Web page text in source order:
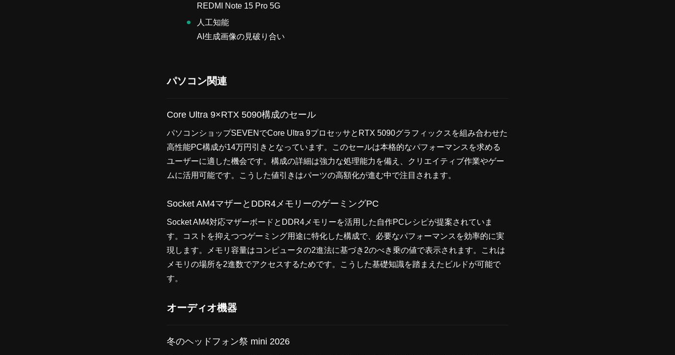
REDMI Note 15 Pro 5G
人工知能
AI生成画像の見破り合い
パソコン関連
Core Ultra 9×RTX 5090構成のセール
パソコンショップSEVENでCore Ultra 9プロセッサとRTX 5090グラフィックスを組み合わせた
高性能PC構成が14万円引きとなっています。このセールは本格的なパフォーマンスを求める
ユーザーに適した機会です。構成の詳細は強力な処理能力を備え、クリエイティブ作業やゲー
ムに活用可能です。こうした値引きはパーツの高額化が進む中で注目されます。
Socket AM4マザーとDDR4メモリーのゲーミングPC
Socket AM4対応マザーボードとDDR4メモリーを活用した自作PCレシピが提案されていま
す。コストを抑えつつゲーミング用途に特化した構成で、必要なパフォーマンスを効率的に実
現します。メモリ容量はコンピュータの2進法に基づき2のべき乗の値で表示されます。これは
メモリの場所を2進数でアクセスするためです。こうした基礎知識を踏まえたビルドが可能で
す。
オーディオ機器
冬のヘッドフォン祭 mini 2026